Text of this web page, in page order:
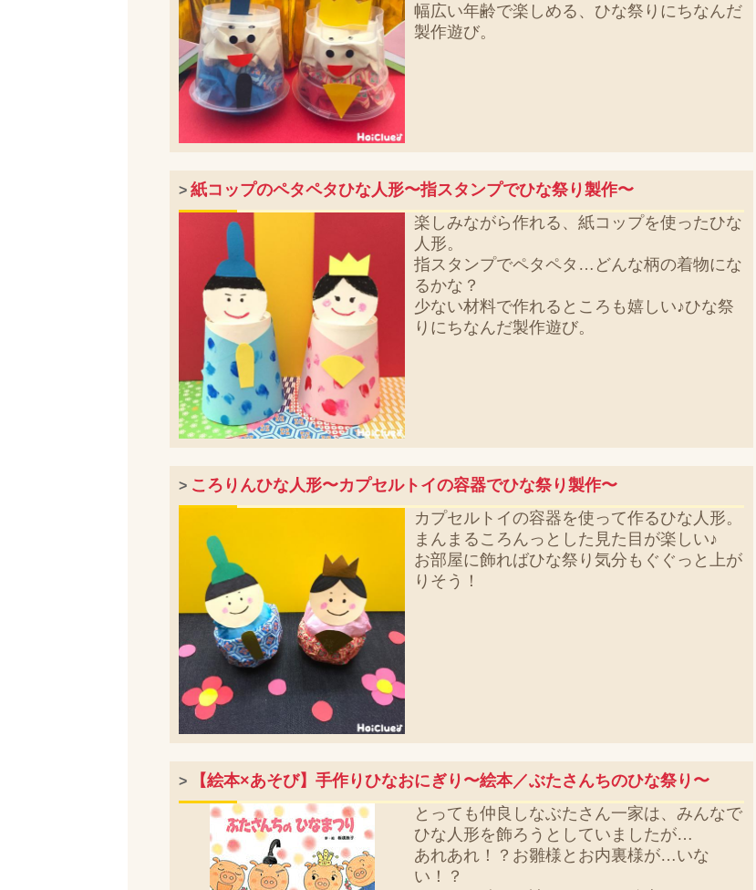
幅広い年齢で楽しめる、ひな祭りにちなんだ
製作遊び。
> 紙コップのペタペタひな人形〜指スタンプでひな祭り製作〜
楽しみながら作れる、紙コップを使ったひな
人形。
指スタンプでペタペタ…どんな柄の着物にな
るかな？
少ない材料で作れるところも嬉しい♪ひな祭
りにちなんだ製作遊び。
> ころりんひな人形〜カプセルトイの容器でひな祭り製作〜
カプセルトイの容器を使って作るひな人形。
まんまるころんっとした見た目が楽しい♪
お部屋に飾ればひな祭り気分もぐぐっと上が
りそう！
>
【絵本×あそび】手作りひなおにぎり〜絵本／ぶたさんちのひな祭り〜
とっても仲良しなぶたさん一家は、みんなで
ひな人形を飾ろうとしていましたが…
あれあれ！？お雛様とお内裏様が…いな
い！？